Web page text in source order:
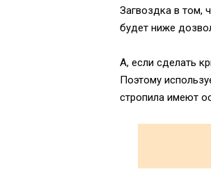
Загвоздка в том,
будет ниже
А, если сделать
Поэтому
стропила имеют